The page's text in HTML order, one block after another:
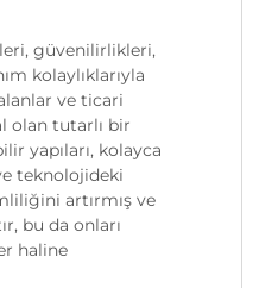
güvenilirlikleri,
kolaylıklarıyla
ve ticari
olan tutarlı bir
yapıları, kolayca
teknolojideki
artırmış ve
bu da onları
haline